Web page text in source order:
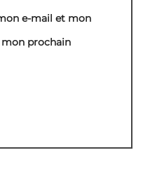
e-mail et mon
prochain